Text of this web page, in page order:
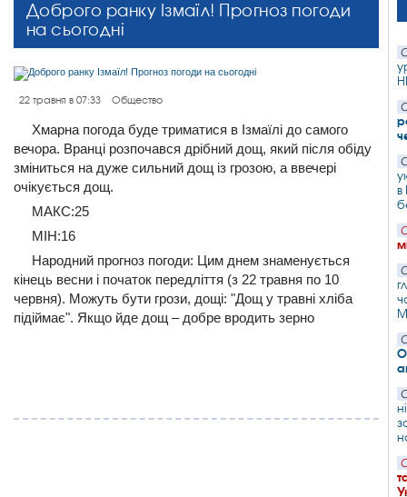
Доброго ранку Ізмаїл! Прогноз погоди
на сьогодні
22 травня в 07:33 Общество
Хмарна погода буде триматися в Ізмаїлі до самого
вечора. Вранці розпочався дрібний дощ, який після обіду
зміниться на дуже сильний дощ із грозою, а ввечері
очікується дощ.
МАКС:25
МІН:16
Народний прогноз погоди: Цим днем знаменується
кінець весни і початок передліття (з 22 травня по 10
червня). Можуть бути грози, дощі: "Дощ у травні хліба
підіймає". Якщо йде дощ – добре вродить зерно
в